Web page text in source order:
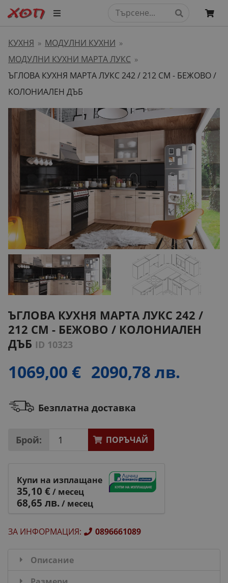
КУХНЯ » МОДУЛНИ КУХНИ »
МОДУЛНИ КУХНИ МАРТА ЛУКС »
ЪГЛОВА КУХНЯ МАРТА ЛУКС 242 / 212 СМ - БЕЖОВО /
КОЛОНИАЛЕН ДЪБ
ЪГЛОВА КУХНЯ МАРТА ЛУКС 242 /
212 СМ - БЕЖОВО / КОЛОНИАЛЕН
ДЪБ ID 10323
1069,00 € 2090,78 лв.
Безплатна доставка
Брой: ПОРЪЧАЙ
Купи на изплащане
35,10 €/ месец
68,65 лв./ месец
ЗА ИНФОРМАЦИЯ: 0896661089
Описание